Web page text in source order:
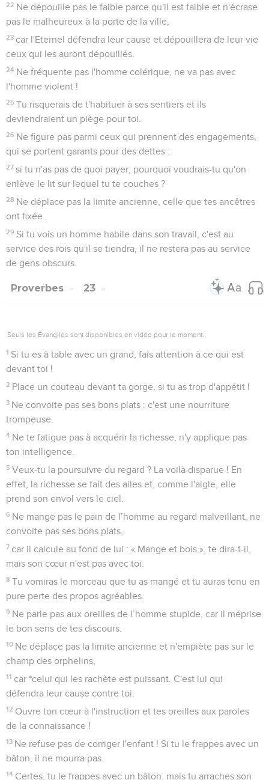
22 Ne dépouille pas le faible parce qu'il est faible et n'écrase
pas le malheureux à la porte de la ville,
23 car l'Eternel défendra leur cause et dépouillera de leur vie
ceux qui les auront dépouillés.
24 Ne fréquente pas l'homme colérique, ne va pas avec
l'homme violent !
25 Tu risquerais de t'habituer à ses sentiers et ils
deviendraient un piège pour toi.
26 Ne figure pas parmi ceux qui prennent des engagements,
qui se portent garants pour des dettes :
27 si tu n'as pas de quoi payer, pourquoi voudrais-tu qu'on
enlève le lit sur lequel tu te couches ?
28 Ne déplace pas la limite ancienne, celle que tes ancêtres
ont fixée.
29 Si tu vois un homme habile dans son travail, c'est au
service des rois qu'il se tiendra, il ne restera pas au service
de gens obscurs.
Proverbes 23
Seuls les Évangiles sont disponibles en vidéo pour le moment.
1 Si tu es à table avec un grand, fais attention à ce qui est
devant toi !
2 Place un couteau devant ta gorge, si tu as trop d'appétit !
3 Ne convoite pas ses bons plats : c'est une nourriture
trompeuse.
4 Ne te fatigue pas à acquérir la richesse, n'y applique pas
ton intelligence.
5 Veux-tu la poursuivre du regard ? La voilà disparue ! En
effet, la richesse se fait des ailes et, comme l'aigle, elle
prend son envol vers le ciel.
6 Ne mange pas le pain de l’homme au regard malveillant, ne
convoite pas ses bons plats,
7 car il calcule au fond de lui : « Mange et bois », te dira-t-il,
mais son cœur n'est pas avec toi.
8 Tu vomiras le morceau que tu as mangé et tu auras tenu en
pure perte des propos agréables.
9 Ne parle pas aux oreilles de l’homme stupide, car il méprise
le bon sens de tes discours.
10 Ne déplace pas la limite ancienne et n'empiète pas sur le
champ des orphelins,
11 car *celui qui les rachète est puissant. C'est lui qui
défendra leur cause contre toi.
12 Ouvre ton cœur à l'instruction et tes oreilles aux paroles
de la connaissance !
13 Ne refuse pas de corriger l'enfant ! Si tu le frappes avec un
bâton, il ne mourra pas.
14 Certes, tu le frappes avec un bâton, mais tu arraches son